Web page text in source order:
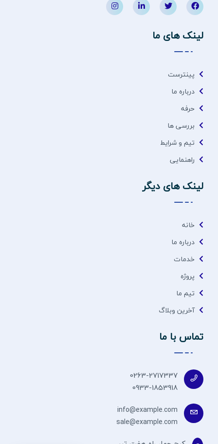
لینک های ما
پینترست
درباره ما
حرفه
بررسی ها
تیم و شرایط
راهنمایی
لینک های دیگر
خانه
درباره ما
خدمات
پروژه
تیم ما
آخرین وبلاگ
تماس با ما
0263-2717337
0933-1853918
info@example.com
sale@example.com